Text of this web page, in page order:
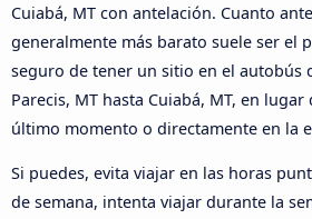
Cuiabá, MT con antelación. Cuanto
generalmente más barato suele ser el
seguro de tener un sitio en el autobús
Parecis, MT hasta Cuiabá, MT, en
último momento o directamente en la
Si puedes, evita viajar en las horas
de semana, intenta viajar durante la